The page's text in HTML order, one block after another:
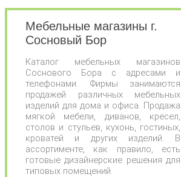
Мебельные магазины г.
Сосновый Бор
Каталог мебельных магазинов
Соснового Бора с адресами и
телефонами. Фирмы занимаются
продажей различных мебельных
изделий для дома и офиса. Продажа
мягкой мебели, диванов, кресел,
столов и стульев, кухонь, гостиных,
кроватей и других изделий. В
ассортименте, как правило, есть
готовые дизайнерские решения для
типовых помещений.